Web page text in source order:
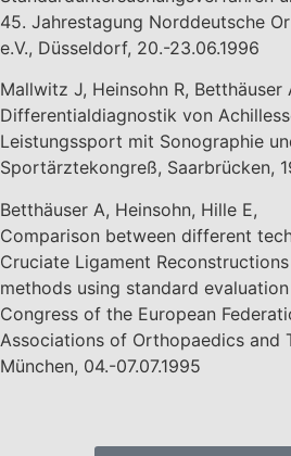
45. Jahrestagung Norddeutsche
e.V., Düsseldorf, 20.-23.06.1996
Mallwitz J, Heinsohn R, Betthäuser
Differentialdiagnostik von
Leistungssport mit Sonographie
Sportärztekongreß, Saarbrücken,
Betthäuser A, Heinsohn, Hille E,
Comparison between different
Cruciate Ligament
methods using standard
Congress of the European
Associations of Orthopaedics and
München, 04.-07.07.1995